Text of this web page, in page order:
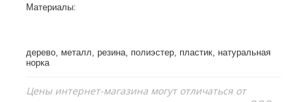
Материалы:
дерево, металл, резина, полиэстер, пластик, натуральная
норка
Цены интернет-магазина могут отличаться от